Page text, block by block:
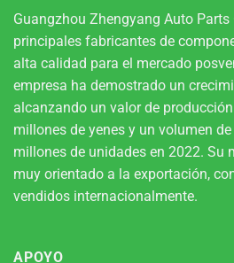
Guangzhou Zhengyang Auto Parts
principales fabricantes de
alta calidad para el mercado
empresa ha demostrado un
alcanzando un valor de
millones de yenes y un volumen
millones de unidades en 2022. Su
muy orientado a la exportación,
vendidos internacionalmente.
APOYO